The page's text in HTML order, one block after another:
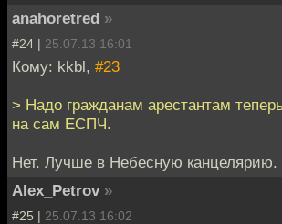
anahoretred »
#24 | 25.07.13 16:01
Кому: kkbl, #23
> Надо гражданам арестантам
на сам ЕСПЧ.
Нет. Лучше в Небесную
Alex_Petrov »
#25 | 25.07.13 16:02